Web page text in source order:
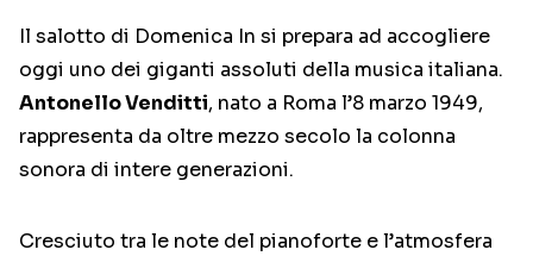
Il salotto di Domenica In si prepara ad accogliere
oggi uno dei giganti assoluti della musica italiana.
Antonello Venditti, nato a Roma l’8 marzo 1949,
rappresenta da oltre mezzo secolo la colonna
sonora di intere generazioni.
Cresciuto tra le note del pianoforte e l’atmosfera